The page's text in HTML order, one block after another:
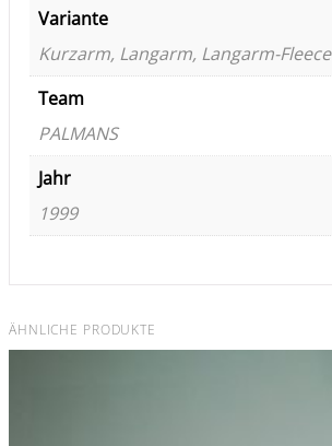
Variante
Kurzarm, Langarm, Langarm-Fleece
Team
PALMANS
Jahr
1999
ÄHNLICHE PRODUKTE